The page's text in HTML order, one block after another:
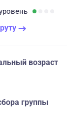
возраст
группы